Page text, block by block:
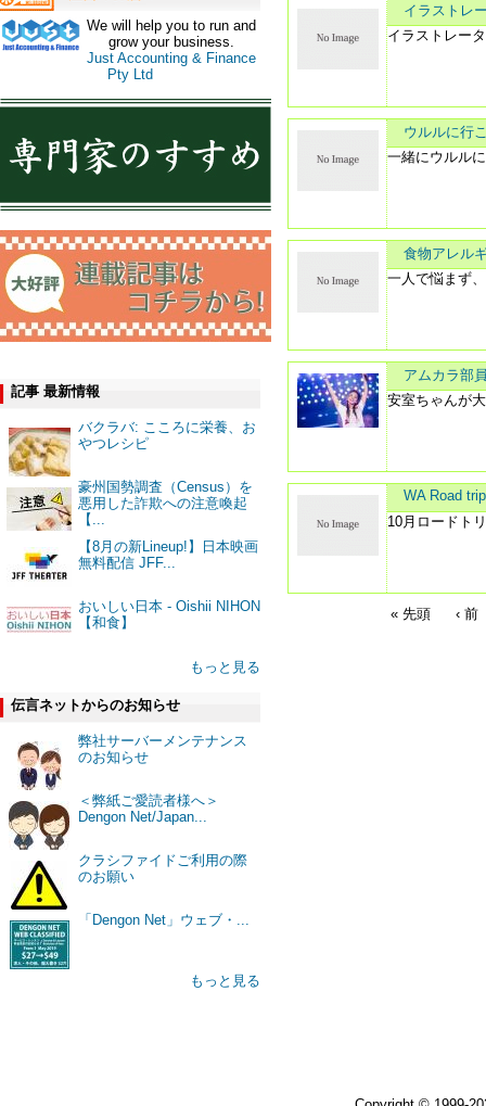
We will help you to run and
grow your business.
Just Accounting & Finance
Pty Ltd
記事 最新情報
バクラバ: こころに栄養、お
やつレシピ
豪州国勢調査（Census）を
悪用した詐欺への注意喚起
【...
【8月の新Lineup!】日本映画
無料配信 JFF...
おいしい日本 - Oishii NIHON
【和食】
もっと見る
伝言ネットからのお知らせ
弊社サーバーメンテナンス
のお知らせ
＜弊紙ご愛読者様へ＞
Dengon Net/Japan...
クラシファイドご利用の際
のお願い
「Dengon Net」ウェブ・...
もっと見る
イラストレ
イラストレー
ウルルに行
一緒にウルル
食物アレル
一人で悩まず
アムカラ部
安室ちゃんが
WA Road
10月ロードト
« 先頭 ‹ 前